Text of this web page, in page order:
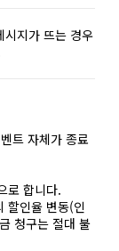
시지가 뜨는 경우
트 자체가 종료
로 합니다.
할인율 변동(인
청구는 절대 불